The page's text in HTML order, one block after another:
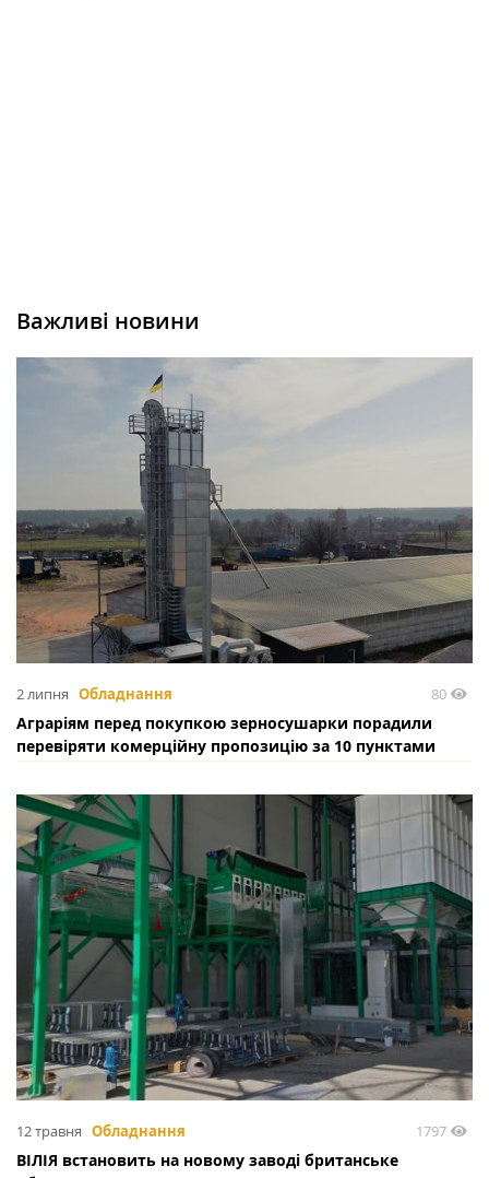
Важливі новини
2 липня Обладнання 80
Аграріям перед покупкою зерносушарки порадили
перевіряти комерційну пропозицію за 10 пунктами
12 травня Обладнання 1797
ВІЛІЯ встановить на новому заводі британське